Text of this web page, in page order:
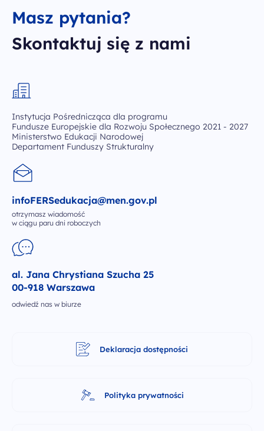
Masz pytania?
Skontaktuj się z nami
Instytucja Pośrednicząca dla programu
Fundusze Europejskie dla Rozwoju Społecznego 2021 - 2027
Ministerstwo Edukacji Narodowej
Departament Funduszy Strukturalny
infoFERSedukacja@men.gov.pl
otrzymasz wiadomość
w ciągu paru dni roboczych
al. Jana Chrystiana Szucha 25
00-918 Warszawa
odwiedź nas w biurze
Deklaracja dostępności
Polityka prywatności